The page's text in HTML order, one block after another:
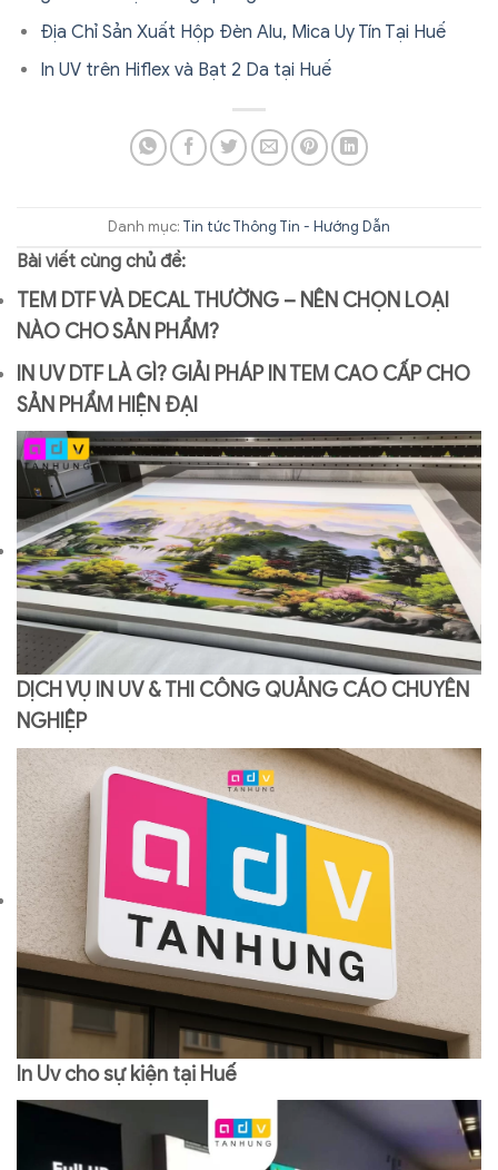
Địa Chỉ Sản Xuất Hộp Đèn Alu, Mica Uy Tín Tại Huế
In UV trên Hiflex và Bạt 2 Da tại Huế
Danh mục: Tin tứcThông Tin - Hướng Dẫn
Bài viết cùng chủ đề:
TEM DTF VÀ DECAL THƯỜNG – NÊN CHỌN LOẠI
NÀO CHO SẢN PHẨM?
IN UV DTF LÀ GÌ? GIẢI PHÁP IN TEM CAO CẤP CHO
SẢN PHẨM HIỆN ĐẠI
DỊCH VỤ IN UV & THI CÔNG QUẢNG CÁO CHUYÊN
NGHIỆP
In Uv cho sự kiện tại Huế